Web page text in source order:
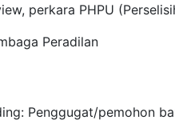
perkara PHPU
Peradilan
Penggugat/pemohon